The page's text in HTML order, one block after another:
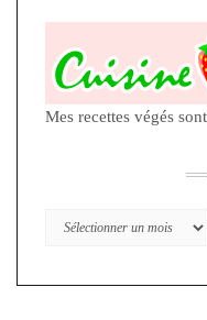
Mes recettes végés
Archives